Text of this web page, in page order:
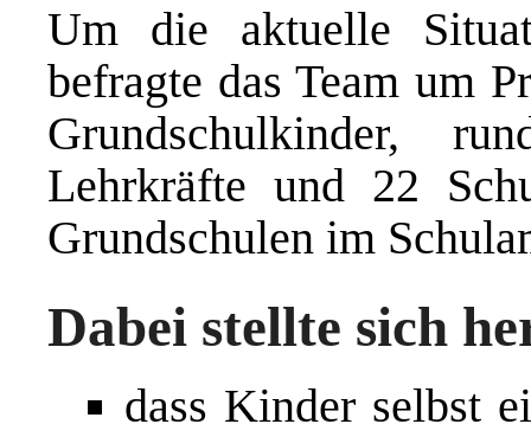
Um die aktuelle
befragte das Team um
Grundschulkinder,
Lehrkräfte und 22
Grundschulen im
Dabei stellte sich
dass Kinder selbst